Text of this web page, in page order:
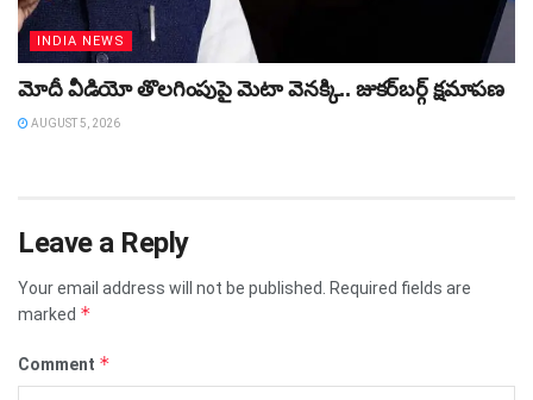
INDIA NEWS
మోదీ వీడియో తొలగింపుపై మెటా వెనక్కి.. జుకర్‌బర్గ్ క్షమాపణ
AUGUST 5, 2026
Leave a Reply
Your email address will not be published.
Required fields are
marked *
Comment *